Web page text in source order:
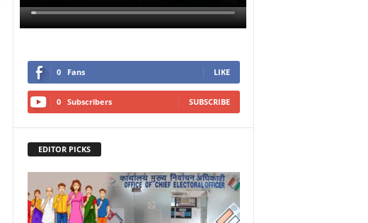
0 Fans LIKE
0 Subscribers SUBSCRIBE
EDITOR PICKS